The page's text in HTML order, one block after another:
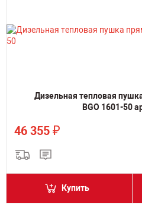
Дизельная тепловая
BGO 1601-50
46 355 ₽
Купить